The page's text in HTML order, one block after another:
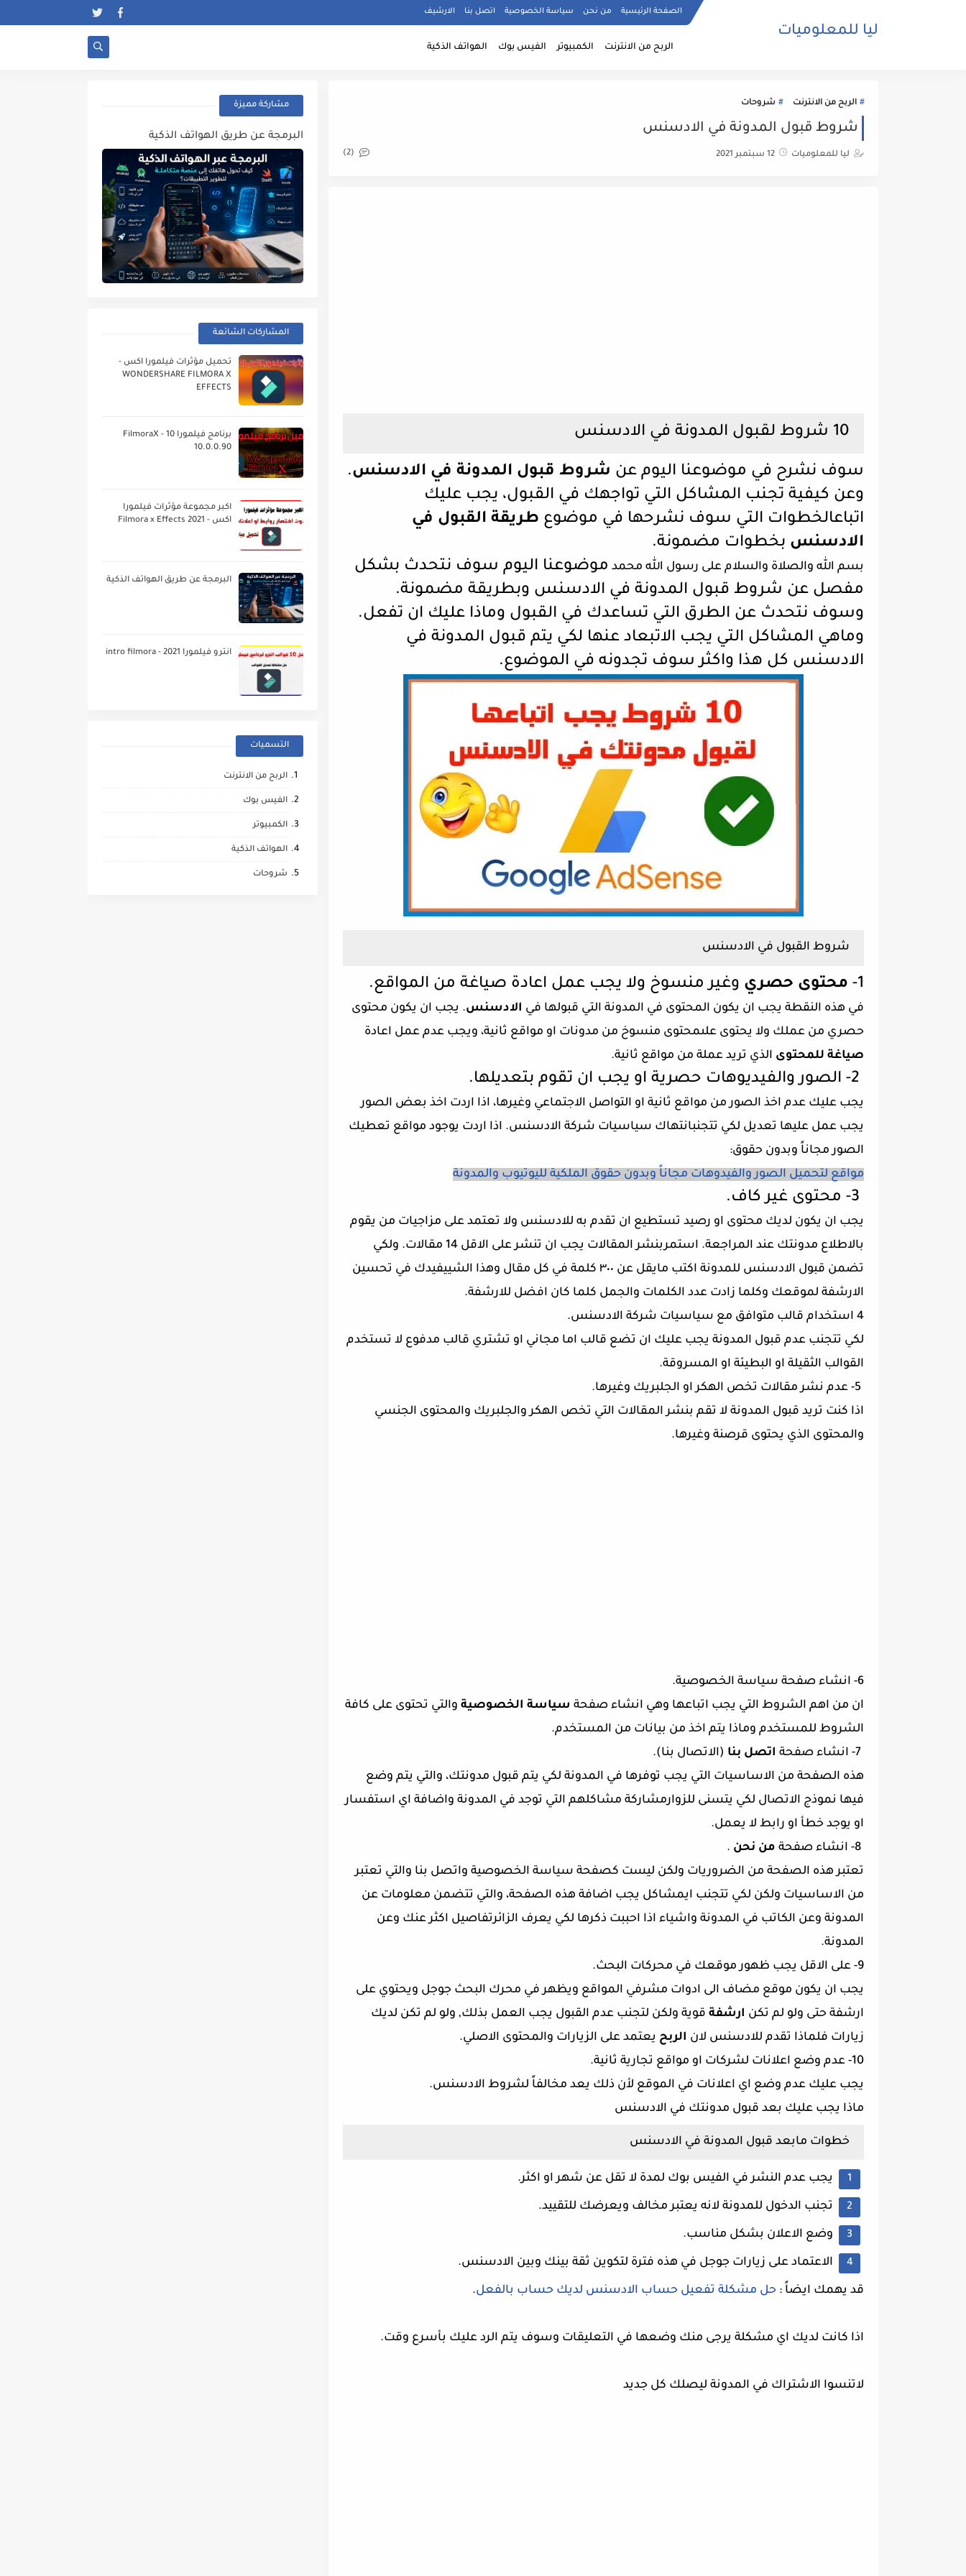
الصفحة الرئيسية من نحن سياسة الخصوصية اتصل بنا الارشيف
ليا للمعلوميات
الربح من الانترنت الكمبيوتر الفيس بوك الهواتف الذكية
الربح من الانترنت شروحات
شروط قبول المدونة في الادسنس
ليا للمعلوميات 12 سبتمبر 2021 (2)
10 شروط لقبول المدونة في الادسنس
سوف نشرح في موضوعنا اليوم عن شروط قبول المدونة في الادسنس.
وعن كيفية تجنب المشاكل التي تواجهك في القبول، يجب عليك
اتباعالخطوات التي سوف نشرحها في موضوع طريقة القبول في
الادسنس بخطوات مضمونة.
بسم الله والصلاة والسلام على رسول الله محمد موضوعنا اليوم سوف نتحدث بشكل
مفصل عن شروط قبول المدونة في الادسنس وبطريقة مضمونة.
وسوف نتحدث عن الطرق التي تساعدك في القبول وماذا عليك ان تفعل.
وماهي المشاكل التي يجب الاتبعاد عنها لكي يتم قبول المدونة في
الادسنس كل هذا واكثر سوف تجدونه في الموضوع.
شروط القبول في الادسنس
1- محتوى حصري وغير منسوخ ولا يجب عمل اعادة صياغة من المواقع.
في هذه النقطة يجب ان يكون المحتوى في المدونة التي قبولها في الادسنس. يجب ان يكون محتوى
حصري من عملك ولا يحتوى علىمحتوى منسوخ من مدونات او مواقع ثانية، ويجب عدم عمل اعادة
صياغة للمحتوى الذي تريد عملة من مواقع ثانية.
يجب عليك عدم اخذ الصور من مواقع ثانية او التواصل الاجتماعي وغيرها، اذا اردت اخذ بعض الصور
يجب عمل عليها تعديل لكي تتجنبانتهاك سياسيات شركة الادسنس. اذا اردت يوجود مواقع تعطيك
الصور مجاناً وبدون حقوق:
مواقع لتحميل الصور والفيدوهات مجاناً وبدون حقوق الملكية لليوتيوب والمدونة
يجب ان يكون لديك محتوى او رصيد تستطيع ان تقدم به للادسنس ولا تعتمد على مزاجيات من يقوم
بالاطلاع مدونتك عند المراجعة. استمربنشر المقالات يجب ان تنشر على الاقل 14 مقالات. ولكي
تضمن قبول الادسنس للمدونة اكتب مايقل عن ٣٠٠ كلمة في كل مقال وهذا الشييفيدك في تحسين
الارشفة لموقعك وكلما زادت عدد الكلمات والجمل كلما كان افضل للارشفة.
4 استخدام قالب متوافق مع سياسيات شركة الادسنس.
لكي تتجنب عدم قبول المدونة يجب عليك ان تضع قالب اما مجاني او تشتري قالب مدفوع لا تستخدم
القوالب الثقيلة او البطيئة او المسروقة.
اذا كنت تريد قبول المدونة لا تقم بنشر المقالات التي تخص الهكر والجلبريك والمحتوى الجنسي
والمحتوى الذي يحتوى قرصنة وغيرها.
6- انشاء صفحة سياسة الخصوصية.
ان من اهم الشروط التي يجب اتباعها وهي انشاء صفحة سياسة الخصوصية والتي تحتوى على كافة
الشروط للمستخدم وماذا يتم اخذ من بيانات من المستخدم.
اتصل بنا (الاتصال بنا).
هذه الصفحة من الاساسيات التي يجب توفرها في المدونة لكي يتم قبول مدونتك، والتي يتم وضع
فيها نموذج الاتصال لكي يتسنى للزوارمشاركة مشاكلهم التي توجد في المدونة واضافة اي استفسار
او يوجد خطأ او رابط لا يعمل.
من نحن .
تعتبر هذه الصفحة من الضروريات ولكن ليست كصفحة سياسة الخصوصية واتصل بنا والتي تعتبر
من الاساسيات ولكن لكي تتجنب ايمشاكل يجب اضافة هذه الصفحة، والتي تتضمن معلومات عن
المدونة وعن الكاتب في المدونة واشياء اذا احببت ذكرها لكي يعرف الزائرتفاصيل اكثر عنك وعن
المدونة.
9- على الاقل يجب ظهور موقعك في محركات البحث.
يجب ان يكون موقع مضاف الى ادوات مشرفي المواقع ويظهر في محرك البحث جوجل ويحتوي على
ارشفة حتى ولو لم تكن ارشفة قوية ولكن لتجنب عدم القبول يجب العمل بذلك, ولو لم تكن لديك
زيارات فلماذا تقدم للادسنس لان الربح يعتمد على الزيارات والمحتوى الاصلي.
10- عدم وضع اعلانات لشركات او مواقع تجارية ثانية.
يجب عليك عدم وضع اي اعلانات في الموقع لأن ذلك يعد مخالفاً لشروط الادسنس.
ماذا يجب عليك بعد قبول مدونتك في الادسنس
خطوات مابعد قبول المدونة في الادسنس
يجب عدم النشر في الفيس بوك لمدة لا تقل عن شهر او اكثر.
تجنب الدخول للمدونة لانه يعتبر مخالف ويعرضك للتقييد.
وضع الاعلان بشكل مناسب.
الاعتماد على زيارات جوجل في هذه فترة لتكوين ثقة بينك وبين الادسنس.
قد يهمك ايضاً : حل مشكلة تفعيل حساب الادسنس لديك حساب بالفعل.
اذا كانت لديك اي مشكلة يرجى منك وضعها في التعليقات وسوف يتم الرد عليك بأسرع وقت.
لاتنسوا الاشتراك في المدونة ليصلك كل جديد
مشاركة مميزة
البرمجة عن طريق الهواتف الذكية
المشاركات الشائعة
تحميل مؤثرات فيلمورا اكس -
WONDERSHARE FILMORA X
EFFECTS
برنامج فيلمورا 10 - FilmoraX
10.0.0.90
اكبر مجموعة مؤثرات فيلمورا
اكس - Filmora x Effects 2021
البرمجة عن طريق الهواتف الذكية
انترو فيلمورا 2021 - intro filmora
التسميات
الربح من الانترنت
الفيس بوك
الكمبيوتر
الهواتف الذكية
شروحات